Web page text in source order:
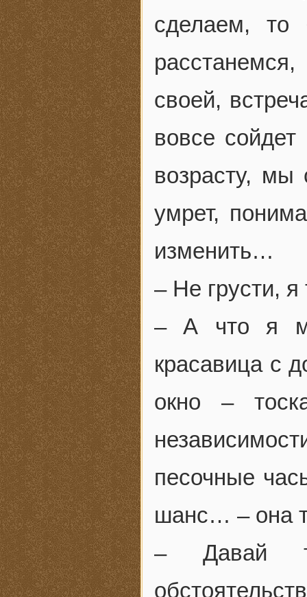
сделаем,
своей,
вовсе
возрасту, мы
умрет,
изменить…
– Не грусти,
– А что я
красавица с
окно –
песочные
шанс… – она
– Давай